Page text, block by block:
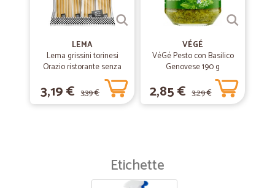
LEMA
Lema grissini torinesi
Orazio ristorante senza
olio di palma x30 gr.450
3,19 € 3,39 €
VÉGÉ
VéGé Pesto con Basilico
Genovese 190 g
2,85 € 3,29 €
Etichette